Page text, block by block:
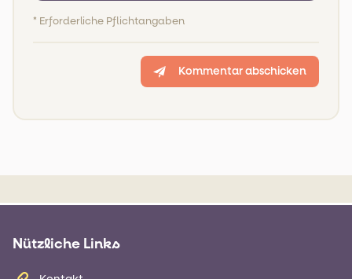
* Erforderliche Pflichtangaben
Kommentar abschicken
Nützliche Links